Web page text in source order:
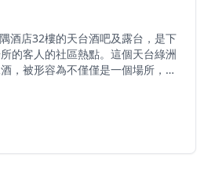
酒店32樓的天台酒吧及露台，是下
的客人的社區熱點。這個天台綠洲
，被形容為不僅僅是一個場所，更
至午夜，是晚間飲酒的熱門目的